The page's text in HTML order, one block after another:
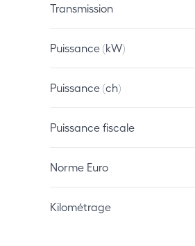
Transmission
Puissance (kW)
Puissance (ch)
Puissance fiscale
Norme Euro
Kilométrage